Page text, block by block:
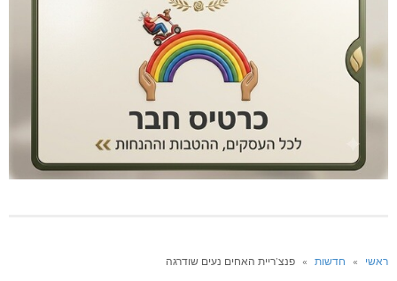
ראשי » חדשות » פנצ’ריית האחים נעים שודרגה